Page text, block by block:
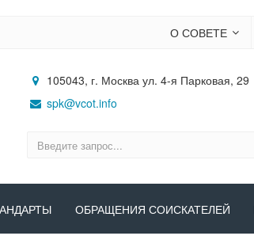
О СОВЕТЕ
105043, г. Москва ул. 4-я Парковая, 29
spk@vcot.info
ОБРАЩЕНИЯ СОИСКАТЕЛЕЙ